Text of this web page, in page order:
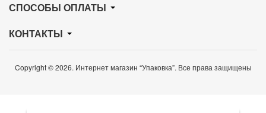
СПОСОБЫ ОПЛАТЫ
КОНТАКТЫ
Copyright © 2026. Интернет магазин “Упаковка”. Все права защищены